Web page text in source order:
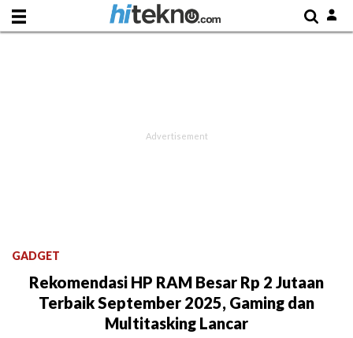
GADGET
Rekomendasi HP RAM Besar Rp 2 Jutaan
Terbaik September 2025, Gaming dan
Multitasking Lancar